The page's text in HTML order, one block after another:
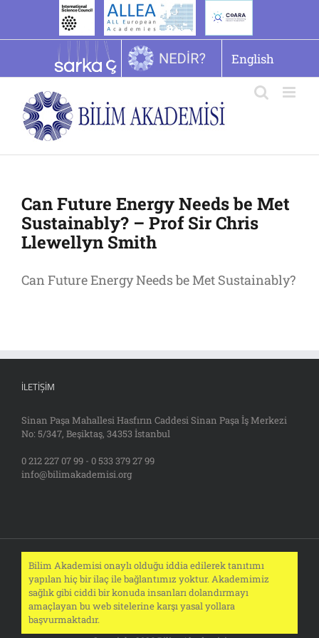
English
Can Future Energy Needs be Met
Sustainably? – Prof Sir Chris
Llewellyn Smith
Can Future Energy Needs be Met Sustainably?
İLETIŞIM
Sinan Paşa Mahallesi Hasfırın Caddesi Sinan Paşa İş Merkezi
No: 5/347, Beşiktaş, 34353 İstanbul
0 212 227 07 99 - 0 533 379 27 99
info@bilimakademisi.org
Bilim Akademisi onaylı olduğu iddia edilerek tanıtımı
yapılan hiç bir ilaç ile bağlantımız yoktur. Akademimiz
sağlık gibi ciddi bir konuda insanları dolandırmayı
amaçlayan bu web sitelerine karşı yasal yollara
başvurmaktadır.